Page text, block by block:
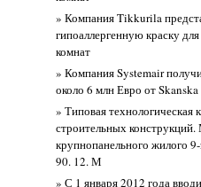
» Компания Tikkurila
гипоаллергенную краску
комнат
» Компания Systemair
около 6 млн Евро от Skanska
» Типовая технологическая
строительных
крупнопанельного жилого
90. 12. М
» С 1 января 2012 года